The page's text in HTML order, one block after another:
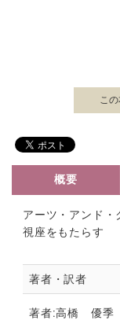
こ
概要
アーツ・アンド・
視座をもたらす
著者・訳者
著者:高橋 優季